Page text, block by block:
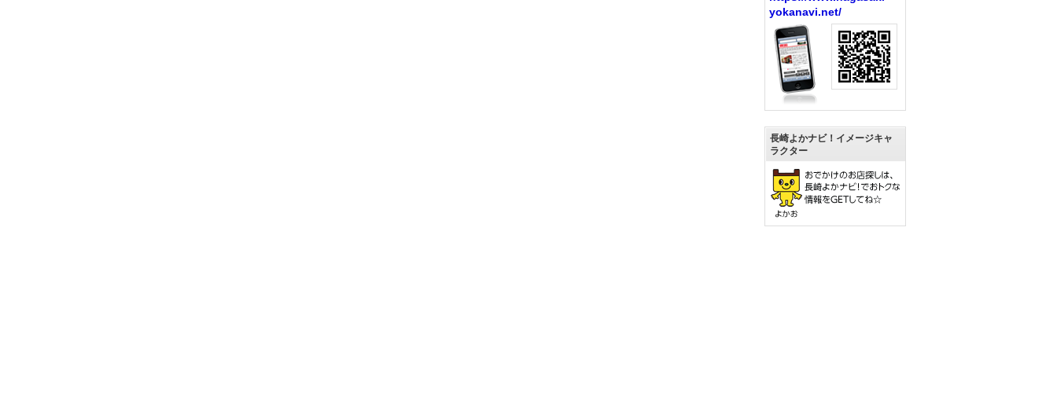
yokanavi.net/
長崎よかナビ！イメージキャ
ラクター